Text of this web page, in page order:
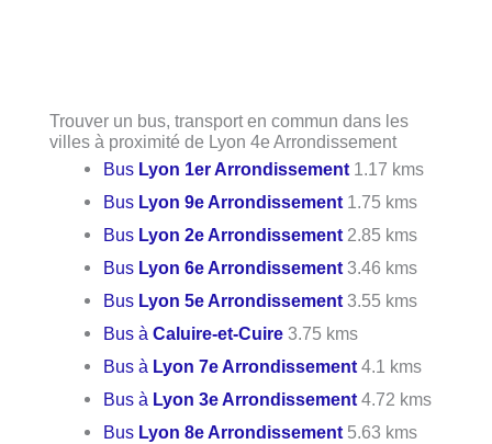
Trouver un bus, transport en commun dans les
villes à proximité de Lyon 4e Arrondissement
Bus Lyon 1er Arrondissement 1.17 kms
Bus Lyon 9e Arrondissement 1.75 kms
Bus Lyon 2e Arrondissement 2.85 kms
Bus Lyon 6e Arrondissement 3.46 kms
Bus Lyon 5e Arrondissement 3.55 kms
Bus àCaluire-et-Cuire 3.75 kms
Bus à Lyon 7e Arrondissement 4.1 kms
Bus à Lyon 3e Arrondissement 4.72 kms
Bus Lyon 8e Arrondissement 5.63 kms